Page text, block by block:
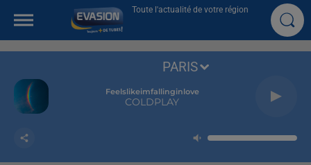
Toute l'actualité de votre région
Feelslikeimfallinginlove
COLDPLAY
PARIS